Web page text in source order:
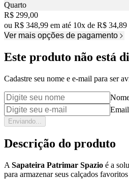
Quarto
Price:
R$ 299,00
ou R$ 348,99 em até 10x de R$ 34,89
Ver mais opções de pagamento
Este produto não está
Cadastre seu nome e e-mail para ser
Email
Enviando...
Descrição do produto
A Sapateira Patrimar Spazio é a
para armazenar seus calçados